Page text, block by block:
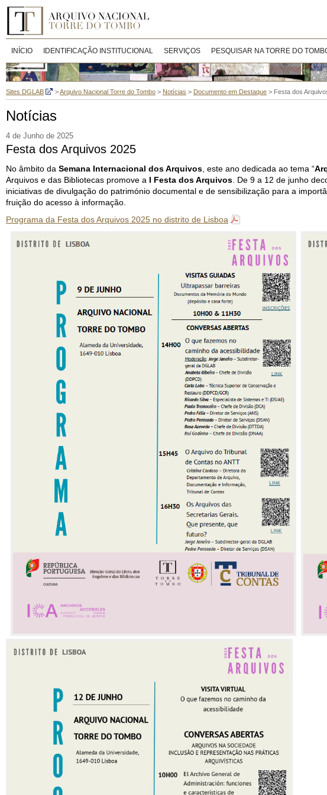
INÍCIO IDENTIFICAÇÃO INSTITUCIONAL SERVIÇOS PESQUISAR NA TORRE DO
Sites DGLAB >Arquivo Nacional Torre do Tombo > Notícias > Documento em Destaque > Festa dos
Notícias
4 de Junho de 2025
Festa dos Arquivos 2025
No âmbito da Semana Internacional dos Arquivos , este ano dedicada ao tema “
Arquivos e das Bibliotecas promove a I Festa dos Arquivos . De 9 a 12 de junho
iniciativas de divulgação do património documental e de sensibilização para a
fruição do acesso à informação.
Programa da Festa dos Arquivos 2025 no distrito de Lisboa